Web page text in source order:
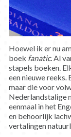
Hoewel ik er nu
boek fanatic. Al
stapels boeken.
een nieuwe reeks.
maar die voor
Nederlandstalige
eenmaal in het
en behoorlijk
vertalingen